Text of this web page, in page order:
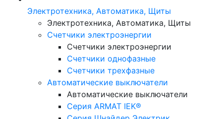
Электротехника, Автоматика, Щиты
Электротехника, Автоматика, Щиты
Счетчики электроэнергии
Счетчики электроэнергии
Счетчики однофазные
Счетчики трехфазные
Автоматические выключатели
Автоматические выключатели
Серия ARMAT IEK®